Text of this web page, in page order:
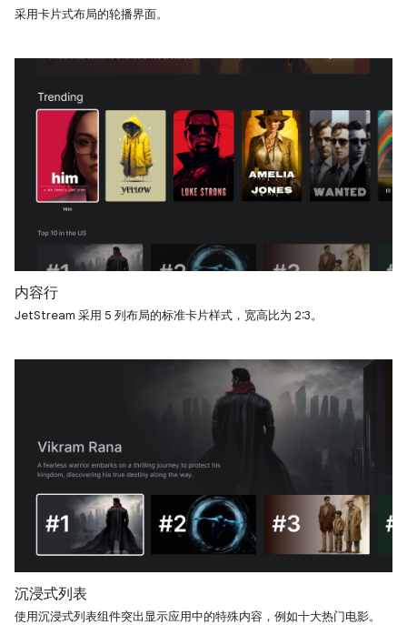
采用卡片式布局的轮播界面。
内容行
JetStream 采用 5 列布局的标准卡片样式，宽高比为 2:3。
沉浸式列表
使用沉浸式列表组件突出显示应用中的特殊内容，例如十大热门电影。